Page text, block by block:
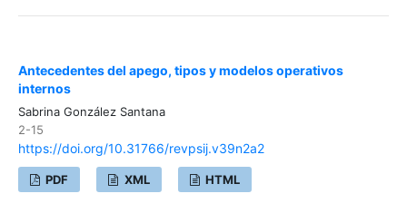
Antecedentes del apego, tipos y modelos operativos
internos
Sabrina González Santana
2-15
https://doi.org/10.31766/revpsij.v39n2a2
PDF XML HTML